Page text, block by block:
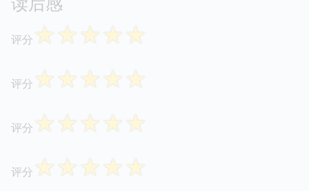
评分 ☆☆☆☆☆
评分 ☆☆☆☆☆
评分 ☆☆☆☆☆
评分 ☆☆☆☆☆